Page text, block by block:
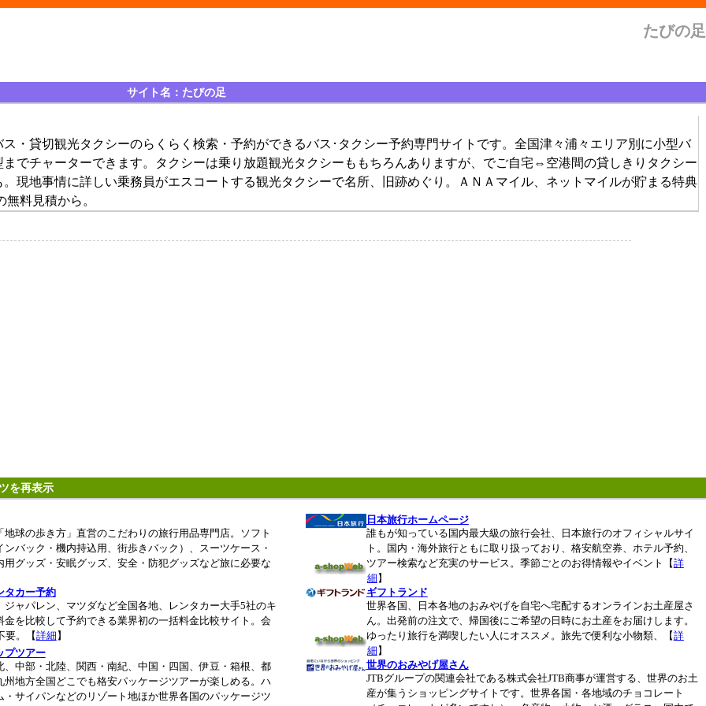
たびの足
サイト名：たびの足
ス・貸切観光タクシーのらくらく検索・予約ができるバス･タクシー予約専門サイトです。全国津々浦々エリア別に小型バ
までチャーターできます。タクシーは乗り放題観光タクシーももちろんありますが、でご自宅⇔空港間の貸しきりタクシー
。現地事情に詳しい乗務員がエスコートする観光タクシーで名所、旧跡めぐり。ＡＮＡマイル、ネットマイルが貯まる特典
料見積から。
を再表示
地球の歩き方」直営のこだわりの旅行用品専門店。ソフト
ンバック・機内持込用、街歩きバック）、スーツケース・
用グッズ・安眠グッズ、安全・防犯グッズなど旅に必要な
日本旅行ホームページ
誰もが知っている国内最大級の旅行会社、日本旅行のオフィシャルサイ
ト。国内・海外旅行ともに取り扱っており、格安航空券、ホテル予約、
ツアー検索など充実のサービス。季節ごとのお得情報やイベント【詳
細 】
タカー予約
ジャパレン、マツダなど全国各地、レンタカー大手5社のキ
金を比較して予約できる業界初の一括料金比較サイト。会
要。【詳細 】
ギフトランド
世界各国、日本各地のおみやげを自宅へ宅配するオンラインお土産屋さ
ん。出発前の注文で、帰国後にご希望の日時にお土産をお届けします。
ゆったり旅行を満喫したい人にオススメ。旅先で便利な小物類、【詳
細 】
プツアー
、中部・北陸、関西・南紀、中国・四国、伊豆・箱根、都
州地方全国どこでも格安パッケージツアーが楽しめる。ハ
・サイパンなどのリゾート地ほか世界各国のパッケージツ
世界のおみやげ屋さん
JTBグループの関連会社である株式会社JTB商事が運営する、世界のお土
産が集うショッピングサイトです。世界各国・各地域のチョコレート